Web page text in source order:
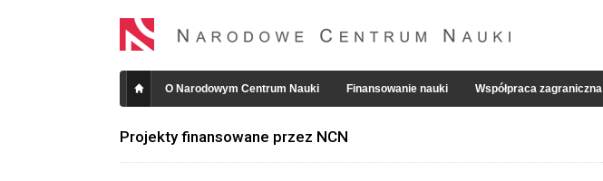
O Narodowym Centrum Nauki Finansowanie nauki Współpraca zagraniczna
Projekty finansowane przez NCN